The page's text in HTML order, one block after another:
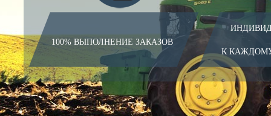
100% ВЫПОЛНЕНИЕ ЗАКАЗОВ
К